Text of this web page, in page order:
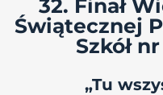
32. Finał
Świątecznej
Szkół
„Tu